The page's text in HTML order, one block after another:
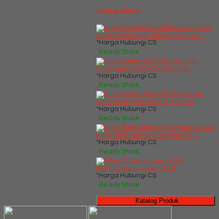
Produk Pilihan
Kursi Manager Brother BR 213 A....
*Harga Hubungi CS
Ready Stock
Kursi Kantor INDACHI Drav I AL
*Harga Hubungi CS
Ready Stock
Kursi Kantor INDACHI D-4600 AL
*Harga Hubungi CS
Ready Stock
Kursi Staff Kantor Chairman SC....
*Harga Hubungi CS
Ready Stock
Filling Cabinet Lion L 43 E
*Harga Hubungi CS
Ready Stock
Katalog Produk